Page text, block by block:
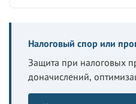
Налоговый спор или
Защита при налоговых
доначислений,